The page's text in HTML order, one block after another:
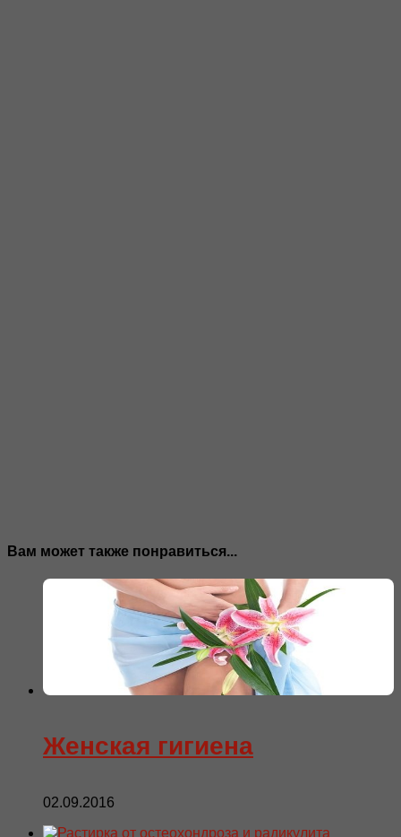
Вам может также понравиться...
Женская гигиена
02.09.2016